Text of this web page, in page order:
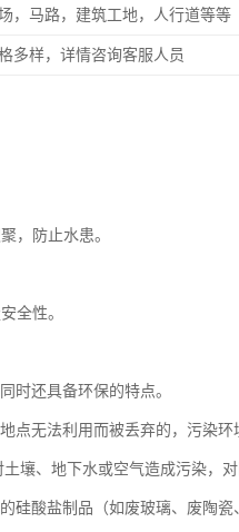
，马路，建筑工地，人行道等等
多样，详情咨询客服人员
，防止水患。
全性。
时还具备环保的特点。
点无法利用而被丢弃的，污染环
壤、地下水或空气造成污染，
硅酸盐制品（如废玻璃、废陶瓷